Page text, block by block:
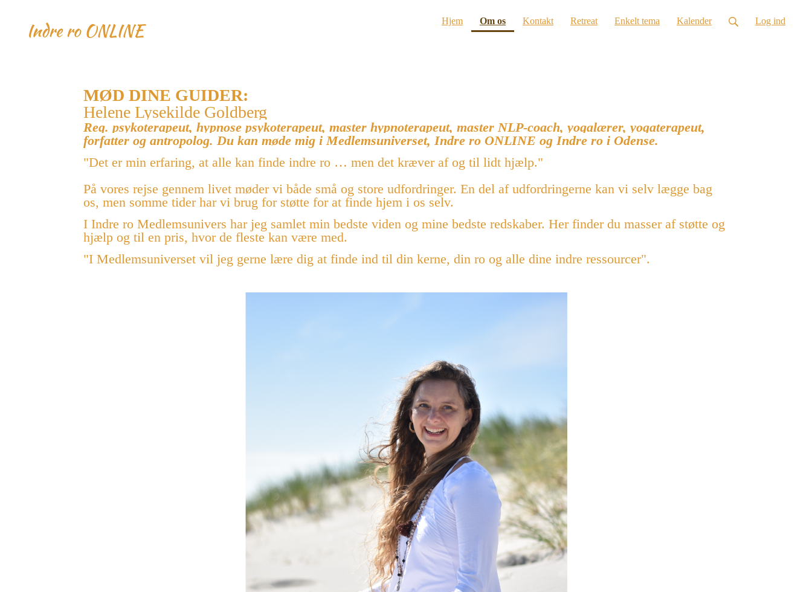
Hjem Om os(current)
Kontakt Retreat Enkelt tema Kalender Log ind
MØD DINE GUIDER:
Helene Lysekilde Goldberg
Reg. psykoterapeut, hypnose psykoterapeut, master hypnoterapeut, master NLP-coach, yogalærer, yogaterapeut,
forfatter og antropolog. Du kan møde mig i Medlemsuniverset, Indre ro ONLINE og Indre ro i Odense.
"Det er min erfaring, at alle kan finde indre ro … men det kræver af og til lidt hjælp."
På vores rejse gennem livet møder vi både små og store udfordringer. En del af udfordringerne kan vi selv lægge bag
os, men somme tider har vi brug for støtte for at finde hjem i os selv.
I Indre ro Medlemsunivers har jeg samlet min bedste viden og mine bedste redskaber. Her finder du masser af støtte og
hjælp og til en pris, hvor de fleste kan være med.